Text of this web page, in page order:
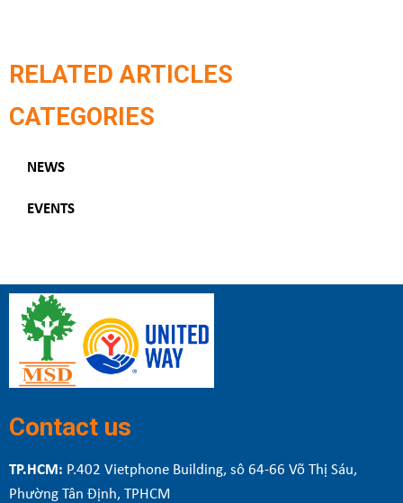
RELATED ARTICLES
CATEGORIES
NEWS
EVENTS
Contact us
TP.HCM: P.402 Vietphone Building, sô 64-66 Võ Thị Sáu,
Phường Tân Định, TPHCM